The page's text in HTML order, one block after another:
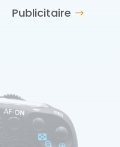
Publicitaire